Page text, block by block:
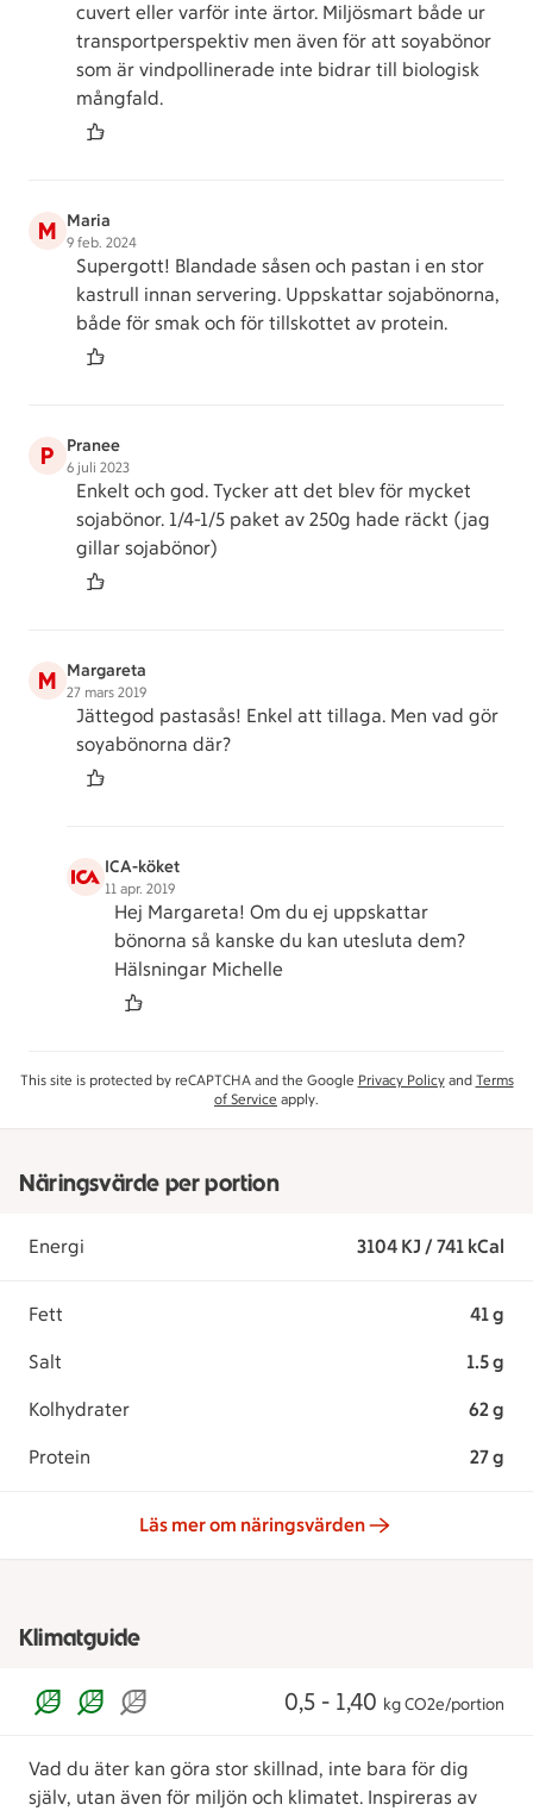
cuvert eller varför inte ärtor. Miljösmart både ur
transportperspektiv men även för att soyabönor
som är vindpollinerade inte bidrar till biologisk
mångfald.
M Maria
9 feb. 2024
Supergott! Blandade såsen och pastan i en stor
kastrull innan servering. Uppskattar sojabönorna,
både för smak och för tillskottet av protein.
P Pranee
6 juli 2023
Enkelt och god. Tycker att det blev för mycket
sojabönor. 1/4-1/5 paket av 250g hade räckt (jag
gillar sojabönor)
M Margareta
27 mars 2019
Jättegod pastasås! Enkel att tillaga. Men vad gör
soyabönorna där?
ICA-köket
11 apr. 2019
Hej Margareta! Om du ej uppskattar
bönorna så kanske du kan utesluta dem?
Hälsningar Michelle
This site is protected by reCAPTCHA and the Google Privacy Policyand Terms
of Service apply.
Näringsvärde per portion
Energi 3104 KJ / 741 kCal
Fett 41 g
Salt 1.5 g
Kolhydrater 62 g
Protein 27 g
Läs mer om näringsvärden
Klimatguide
0,5 - 1,40 kg CO2e/portion
Vad du äter kan göra stor skillnad, inte bara för dig
själv, utan även för miljön och klimatet. Inspireras av